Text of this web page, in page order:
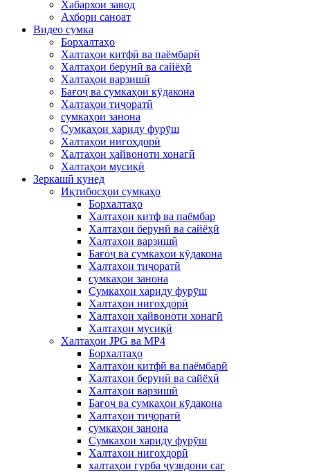
Хабархои завод
Ахбори саноат
Видео сумка
Борхалтаҳо
Халтаҳои китфӣ ва паёмбарӣ
Халтаҳои берунӣ ва сайёҳӣ
Халтаҳои варзишӣ
Бағоҷ ва сумкаҳои кӯдакона
Халтаҳои тиҷоратӣ
сумкаҳои занона
Сумкаҳои хариду фурӯш
Халтаҳои нигоҳдорӣ
Халтаҳои ҳайвоноти хонагӣ
Халтаҳои мусиқӣ
Зеркашӣ кунед
Иқтибосҳои сумкаҳо
Борхалтаҳо
Халтаҳои китф ва паёмбар
Халтаҳои берунӣ ва сайёҳӣ
Халтаҳои варзишӣ
Бағоҷ ва сумкаҳои кӯдакона
Халтаҳои тиҷоратӣ
сумкаҳои занона
Сумкаҳои хариду фурӯш
Халтаҳои нигоҳдорӣ
Халтаҳои ҳайвоноти хонагӣ
Халтаҳои мусиқӣ
Халтаҳои JPG ва MP4
Борхалтаҳо
Халтаҳои китфӣ ва паёмбарӣ
Халтаҳои берунӣ ва сайёҳӣ
Халтаҳои варзишӣ
Бағоҷ ва сумкаҳои кӯдакона
Халтаҳои тиҷоратӣ
сумкаҳои занона
Сумкаҳои хариду фурӯш
Халтаҳои нигоҳдорӣ
халтаҳои гурба ҷузвдони саг